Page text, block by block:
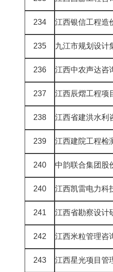
234 江西银信工程造
235 九江市规划设计
236 江西中农声达咨
237 江西辰熠工程项
238 江西省建洪水利
239 江西建院工程检
240 中韵联合集团股
240 江西凯雷电力科
241 江西省勘察设计
242 江西米粒管理咨
243 江西星光项目管